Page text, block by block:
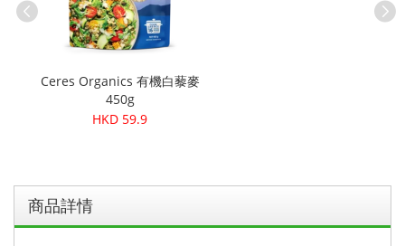
Ceres Organics 有機白藜麥
450g
HKD 59.9
商品詳情